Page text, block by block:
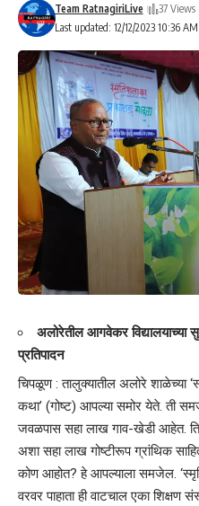
Last updated: 12/12/2023 10:36 AM
Team RatnagiriLive 37 Views
अलोरेतील आगवेकर विद्यालयाच्या
प्रतिपादन
चिपळूण : तालुक्यातील अलोरे शाळेच्या
कथा’ (गोष्ट) आपल्या समोर येते. ती
जवळपास सहा लाख गाव-खेडी आहेत.
अशा सहा लाख गोष्टीरूप ग्रांथिक
कोण आहोत? हे आपल्याला समजेल.
वरवर पाहाता ही वाटचाल एका